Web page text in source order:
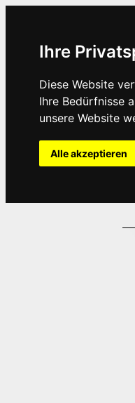
Ihre
Diese Website
Ihre Bedürfnisse
unsere Website
Alle akzeptieren